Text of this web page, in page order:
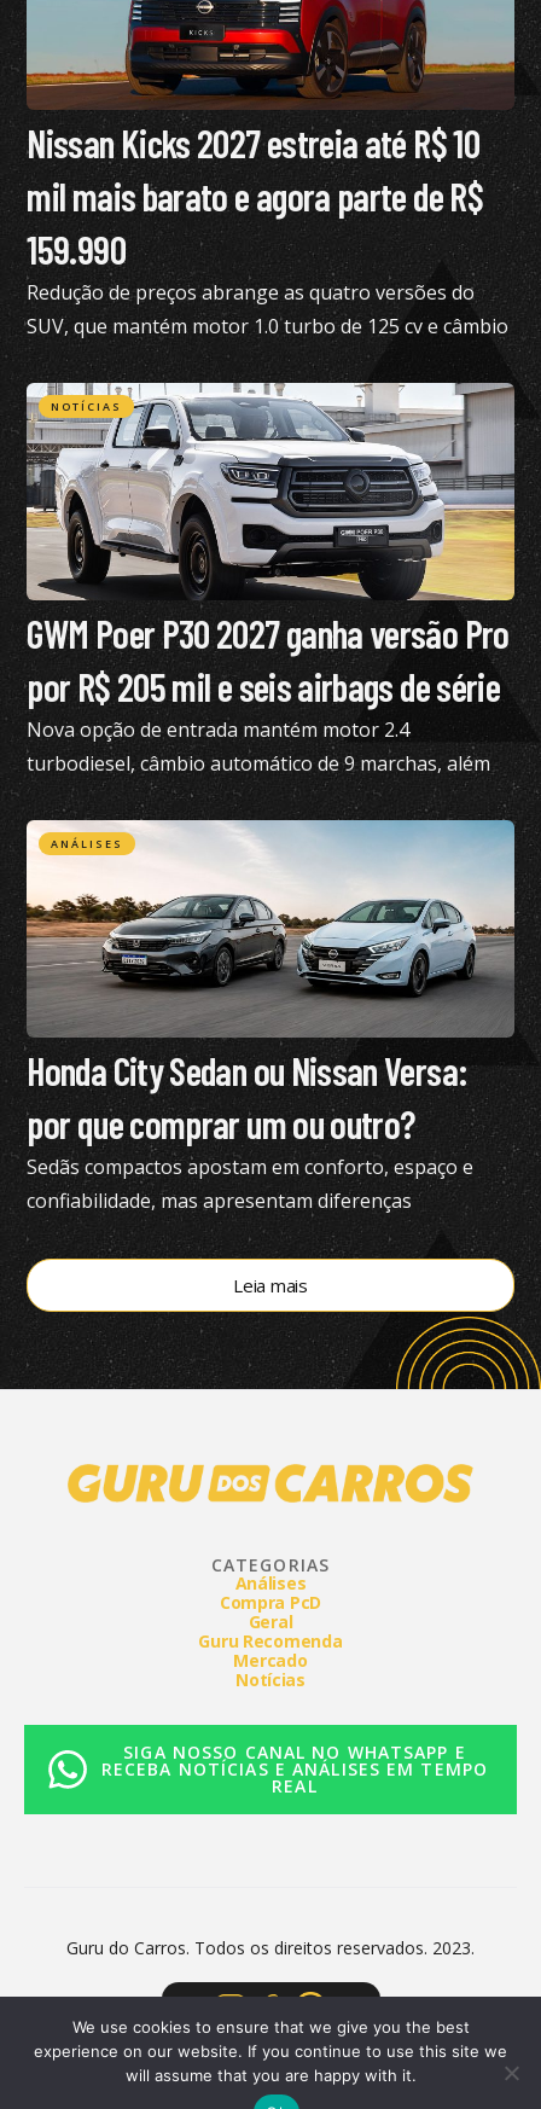
Nissan Kicks 2027 estreia até R$ 10
mil mais barato e agora parte de R$
159.990
Redução de preços abrange as quatro versões do
SUV, que mantém motor 1.0 turbo de 125 cv e câmbio
de dupla embreagem
NOTÍCIAS
GWM Poer P30 2027 ganha versão Pro
por R$ 205 mil e seis airbags de série
Nova opção de entrada mantém motor 2.4
turbodiesel, câmbio automático de 9 marchas, além
de tração 4×4
ANÁLISES
Honda City Sedan ou Nissan Versa:
por que comprar um ou outro?
Sedãs compactos apostam em conforto, espaço e
confiabilidade, mas apresentam diferenças
importantes; confira análise
Leia mais
CATEGORIAS
Análises
Compra PcD
Geral
Guru Recomenda
Mercado
Notícias
SIGA NOSSO CANAL NO WHATSAPP E
RECEBA NOTÍCIAS E ANÁLISES EM TEMPO
REAL
Guru do Carros. Todos os direitos reservados. 2023.
We use cookies to ensure that we give you the best
experience on our website. If you continue to use this site we
will assume that you are happy with it.